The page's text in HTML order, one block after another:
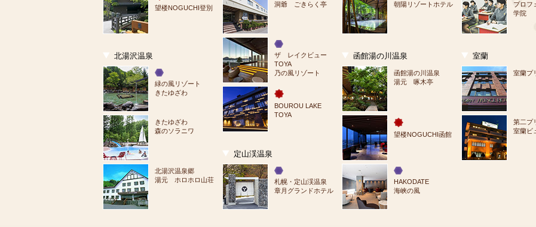
望楼NOGUCHI登別
北湯沢温泉
緑の風リゾート
きたゆざわ
きたゆざわ
森のソラニワ
北湯沢温泉郷
湯元 ホロホロ山荘
洞爺 ごきらく亭
ザ　レイクビュー
TOYA
乃の風リゾート
BOUROU LAKE
TOYA
定山渓温泉
札幌・定山渓温泉
章月グランドホテル
朝陽リゾートホテル
函館湯の川温泉
函館湯の川温泉
湯元 啄木亭
望楼NOGUCHI函館
HAKODATE
海峡の風
プロフ
学院
室蘭
室蘭プ
第二プ
室蘭ビ